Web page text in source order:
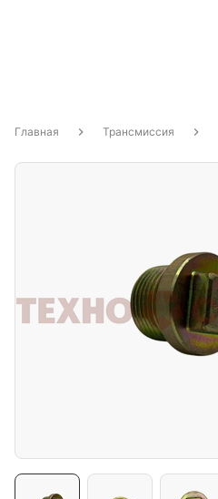
Главная Трансмиссия